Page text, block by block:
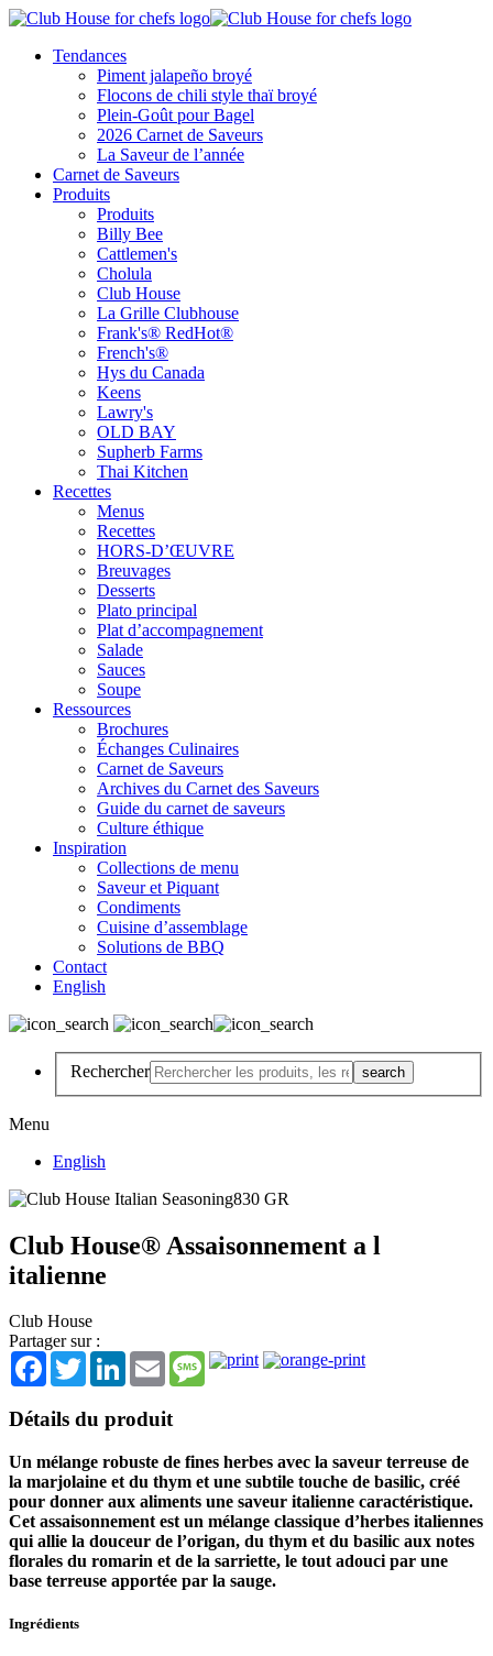
Tendances
Piment jalapeño broyé
Flocons de chili style thaï broyé
Plein-Goût pour Bagel
2026 Carnet de Saveurs
La Saveur de l’année
Carnet de Saveurs
Produits
Produits
Billy Bee
Cattlemen's
Cholula
Club House
La Grille Clubhouse
Frank's® RedHot®
French's®
Hys du Canada
Keens
Lawry's
OLD BAY
Supherb Farms
Thai Kitchen
Recettes
Menus
Recettes
HORS-D’ŒUVRE
Breuvages
Desserts
Plato principal
Plat d’accompagnement
Salade
Sauces
Soupe
Ressources
Brochures
Échanges Culinaires
Carnet de Saveurs
Archives du Carnet des Saveurs
Guide du carnet de saveurs
Culture éthique
Inspiration
Collections de menu
Saveur et Piquant
Condiments
Cuisine d’assemblage
Solutions de BBQ
Contact
English
Rechercher
Menu
English
Club House® Assaisonnement a l
italienne
Club House
Partager sur :
Facebook
TwitterLinkedInEmail Message
Détails du produit
Un mélange robuste de fines herbes avec la saveur terreuse de
la marjolaine et du thym et une subtile touche de basilic, créé
pour donner aux aliments une saveur italienne caractéristique.
Cet assaisonnement est un mélange classique d’herbes italiennes
qui allie la douceur de l’origan, du thym et du basilic aux notes
florales du romarin et de la sarriette, le tout adouci par une
base terreuse apportée par la sauge.
Ingrédients